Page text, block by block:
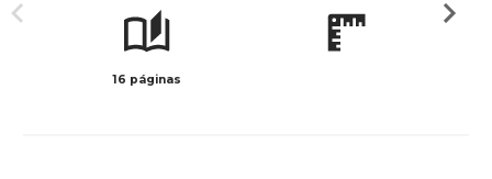
16 páginas